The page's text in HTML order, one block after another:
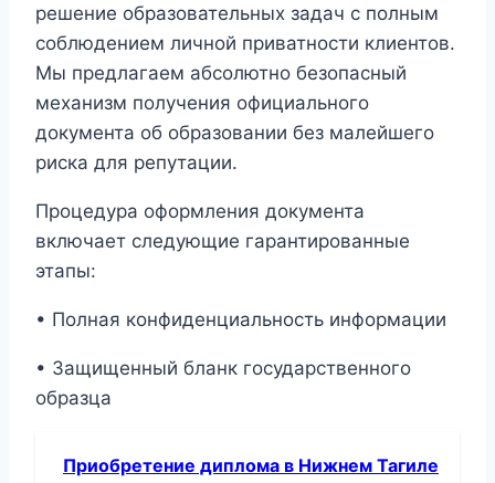
решение образовательных задач с полным
соблюдением личной приватности клиентов.
Мы предлагаем абсолютно безопасный
механизм получения официального
документа об образовании без малейшего
риска для репутации.
Процедура оформления документа
включает следующие гарантированные
этапы:
• Полная конфиденциальность информации
• Защищенный бланк государственного
образца
Приобретение диплома в Нижнем Тагиле